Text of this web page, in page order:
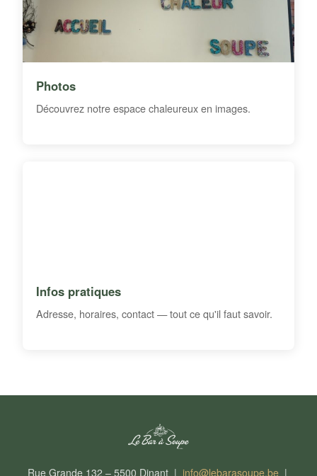
Photos
Découvrez notre espace chaleureux en images.
Infos pratiques
Adresse, horaires, contact — tout ce qu'il faut savoir.
Rue Grande 132 – 5500 Dinant | info@lebarasoupe.be|